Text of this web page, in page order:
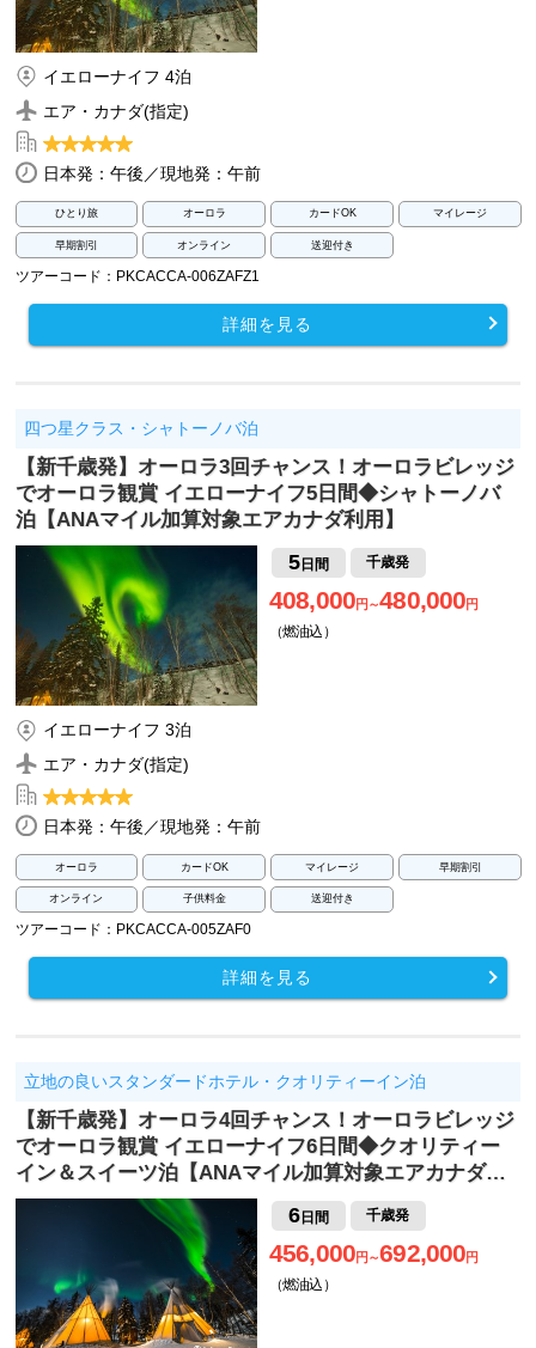
イエローナイフ 4泊
エア・カナダ(指定)
日本発：午後／現地発：午前
ひとり旅 オーロラ カードOK マイレージ
早期割引 オンライン 送迎付き
ツアーコード：PKCACCA-006ZAFZ1
詳細を見る
四つ星クラス・シャトーノバ泊
【新千歳発】オーロラ3回チャンス！オーロラビレッジ
でオーロラ観賞 イエローナイフ5日間◆シャトーノバ
泊【ANAマイル加算対象エアカナダ利用】
5日間 千歳発
408,000円～480,000円
（燃油込）
イエローナイフ 3泊
エア・カナダ(指定)
日本発：午後／現地発：午前
オーロラ カードOK マイレージ 早期割引
オンライン 子供料金 送迎付き
ツアーコード：PKCACCA-005ZAF0
詳細を見る
立地の良いスタンダードホテル・クオリティーイン泊
【新千歳発】オーロラ4回チャンス！オーロラビレッジ
でオーロラ観賞 イエローナイフ6日間◆クオリティー
イン＆スイーツ泊【ANAマイル加算対象エアカナダ…
6日間 千歳発
456,000円～692,000円
（燃油込）